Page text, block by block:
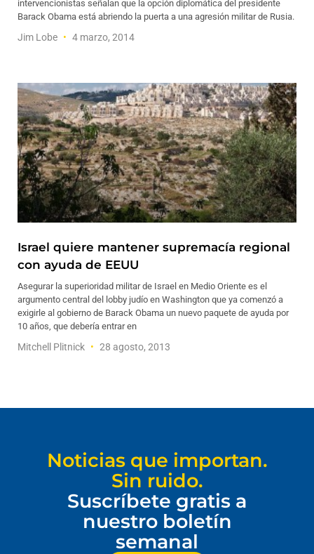
intervencionistas señalan que la opción diplomática del presidente
Barack Obama está abriendo la puerta a una agresión militar de Rusia.
Jim Lobe 4 marzo, 2014
Israel quiere mantener supremacía regional
con ayuda de EEUU
Asegurar la superioridad militar de Israel en Medio Oriente es el
argumento central del lobby judío en Washington que ya comenzó a
exigirle al gobierno de Barack Obama un nuevo paquete de ayuda por
10 años, que debería entrar en
Mitchell Plitnick 28 agosto, 2013
Noticias que importan.
Sin ruido.
Suscríbete gratis a
nuestro boletín
semanal